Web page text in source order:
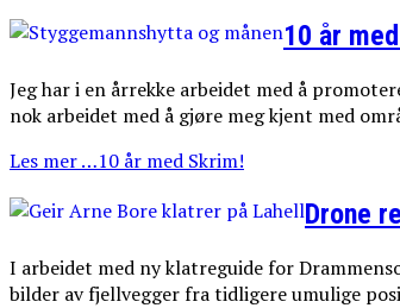
10 år
Jeg har i en årrekke arbeidet med å
nok arbeidet med å gjøre meg kjent med
Les mer …10 år med Skrim!
Drone
I arbeidet med ny klatreguide for
bilder av fjellvegger fra tidligere umulige